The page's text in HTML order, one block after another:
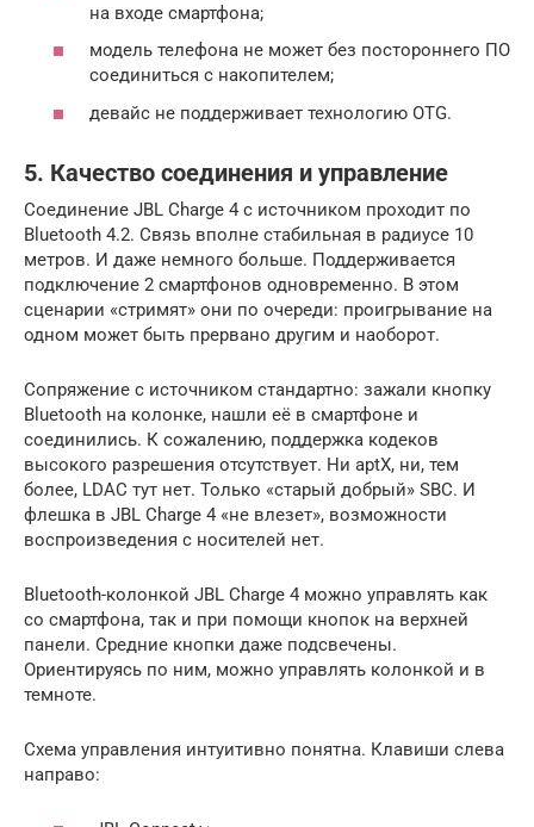
на входе смартфона;
модель телефона не может без постороннего ПО
соединиться с накопителем;
девайс не поддерживает технологию OTG.
5. Качество соединения и управление
Соединение JBL Charge 4 с источником проходит по
Bluetooth 4.2. Связь вполне стабильная в радиусе 10
метров. И даже немного больше. Поддерживается
подключение 2 смартфонов одновременно. В этом
сценарии «стримят» они по очереди: проигрывание на
одном может быть прервано другим и наоборот.
Сопряжение с источником стандартно: зажали кнопку
Bluetooth на колонке, нашли её в смартфоне и
соединились. К сожалению, поддержка кодеков
высокого разрешения отсутствует. Ни aptX, ни, тем
более, LDAC тут нет. Только «старый добрый» SBC. И
флешка в JBL Charge 4 «не влезет», возможности
воспроизведения с носителей нет.
Bluetooth-колонкой JBL Charge 4 можно управлять как
со смартфона, так и при помощи кнопок на верхней
панели. Средние кнопки даже подсвечены.
Ориентируясь по ним, можно управлять колонкой и в
темноте.
Схема управления интуитивно понятна. Клавиши слева
направо: